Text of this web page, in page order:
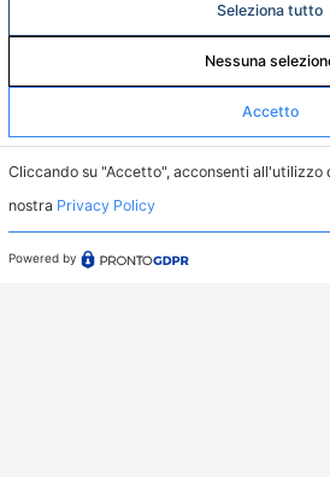
Dove Operiamo
News
Seleziona tutto
Nessuna
Accetto
Cliccando su "Accetto", acconsenti all'utilizzo
nostra Privacy Policy
Powered by